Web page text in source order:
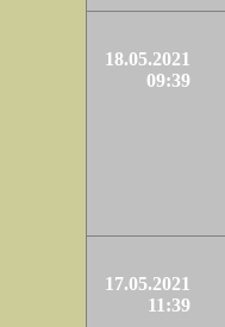
18.05.2021
09:39
17.05.2021
11:39